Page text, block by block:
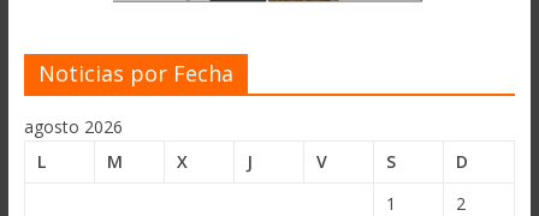
Noticias por Fecha
agosto 2026
L
M X J V S
D
1
2